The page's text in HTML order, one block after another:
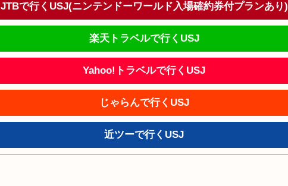
JTBで行くUSJ(ニンテンドーワールド入場確約券付プランあり)
楽天トラベルで行くUSJ
Yahoo!トラベルで行くUSJ
じゃらんで行くUSJ
近ツーで行くUSJ